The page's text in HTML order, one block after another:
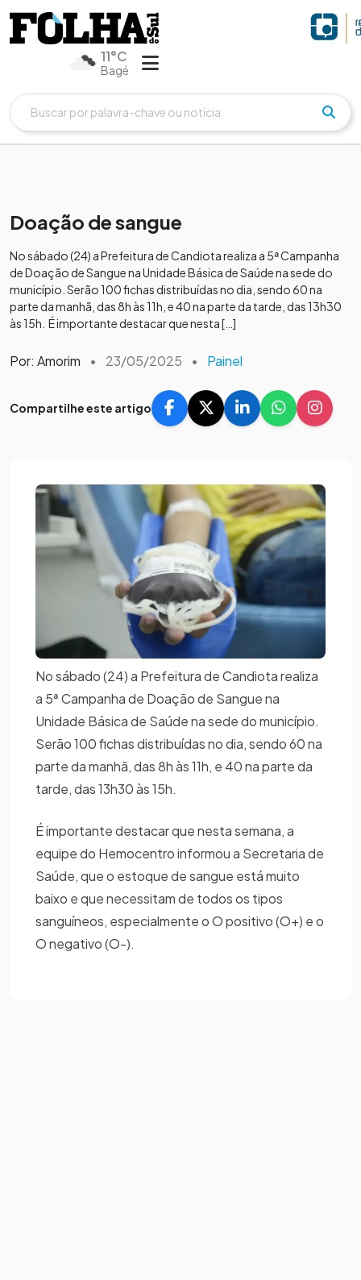
11°C
Bagé
Doação de sangue
No sábado (24) a Prefeitura de Candiota realiza a 5ª Campanha
de Doação de Sangue na Unidade Básica de Saúde na sede do
município. Serão 100 fichas distribuídas no dia, sendo 60 na
parte da manhã, das 8h às 11h, e 40 na parte da tarde, das 13h30
às 15h. É importante destacar que nesta […]
Por: Amorim • 23/05/2025 • Painel
Compartilhe este artigo
No sábado (24) a Prefeitura de Candiota realiza
a 5ª Campanha de Doação de Sangue na
Unidade Básica de Saúde na sede do município.
Serão 100 fichas distribuídas no dia, sendo 60 na
parte da manhã, das 8h às 11h, e 40 na parte da
tarde, das 13h30 às 15h.
É importante destacar que nesta semana, a
equipe do Hemocentro informou a Secretaria de
Saúde, que o estoque de sangue está muito
baixo e que necessitam de todos os tipos
sanguíneos, especialmente o O positivo (O+) e o
O negativo (O-).